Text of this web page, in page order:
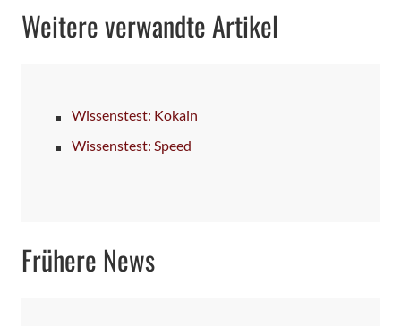
Weitere verwandte Artikel
Wissenstest: Kokain
Wissenstest: Speed
Frühere News